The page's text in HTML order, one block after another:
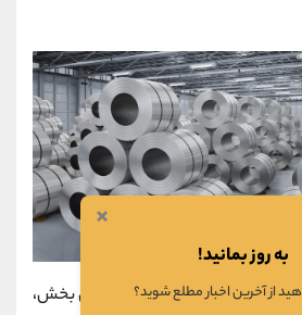
فولاد، واحد نورد است. در این بخش،
×
به روز بمانید!
از آخرین اخبار مطلع شوید؟